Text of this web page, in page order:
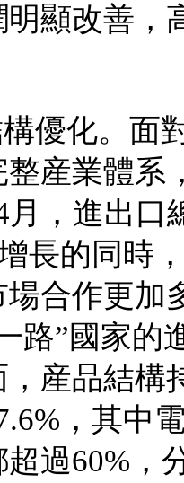
顯改善，
優化。面
産業體系
，進出口
長的同時
合作更加
路”國家的
産品結構
，其中
過60%，